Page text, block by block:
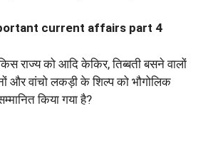
current affairs part 4
राज्य को आदि केकिर, तिब्बती बसने वालों
और वांचो लकड़ी के शिल्प को भौगोलिक
किया गया है?